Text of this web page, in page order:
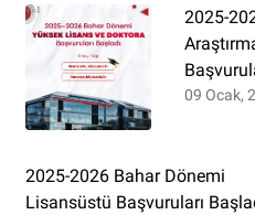
2025-
09 Ocak,
2025-2026 Bahar Dönemi
Lisansüstü Başvuruları